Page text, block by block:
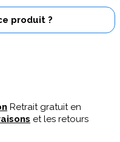
produit ?
Retrait gratuit en
et les retours